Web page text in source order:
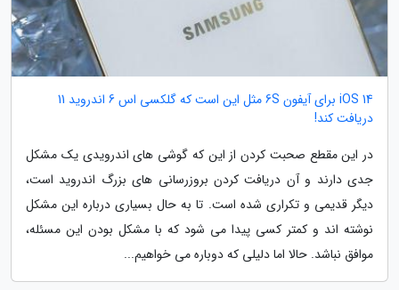
iOS 14 برای آیفون 6S مثل این است که گلکسی اس 6 اندروید 11
دریافت کند!
در این مقطع صحبت کردن از این که گوشی های اندرویدی یک مشکل
جدی دارند و آن دریافت کردن بروزرسانی های بزرگ اندروید است،
دیگر قدیمی و تکراری شده است. تا به حال بسیاری درباره این مشکل
نوشته اند و کمتر کسی پیدا می شود که با مشکل بودن این مسئله،
موافق نباشد. حالا اما دلیلی که دوباره می خواهیم...